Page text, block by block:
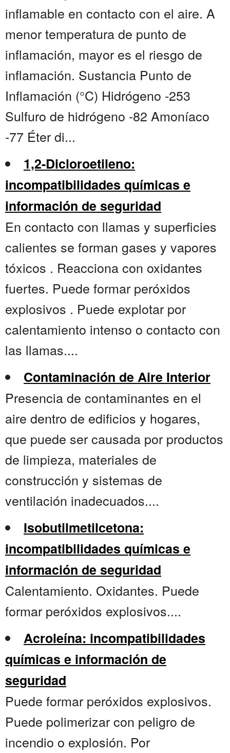
inflamable en contacto con el aire. A
menor temperatura de punto de
inflamación, mayor es el riesgo de
inflamación. Sustancia Punto de
Inflamación (°C) Hidrógeno -253
Sulfuro de hidrógeno -82 Amoníaco
-77 Éter di...
1,2-Dicloroetileno:
incompatibilidades químicas e
información de seguridad
En contacto con llamas y superficies
calientes se forman gases y vapores
tóxicos . Reacciona con oxidantes
fuertes. Puede formar peróxidos
explosivos . Puede explotar por
calentamiento intenso o contacto con
las llamas....
Contaminación de Aire Interior
Presencia de contaminantes en el
aire dentro de edificios y hogares,
que puede ser causada por productos
de limpieza, materiales de
construcción y sistemas de
ventilación inadecuados....
Isobutilmetilcetona:
incompatibilidades químicas e
información de seguridad
Calentamiento. Oxidantes. Puede
formar peróxidos explosivos....
Acroleína: incompatibilidades
químicas e información de
seguridad
Puede formar peróxidos explosivos.
Puede polimerizar con peligro de
incendio o explosión. Por